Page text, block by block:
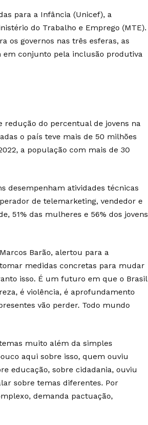
para a Infância (Unicef), a
do Trabalho e Emprego (MTE).
os governos nas três esferas, as
em conjunto pela inclusão produtiva
redução do percentual de jovens na
o país teve mais de 50 milhões
a população com mais de 30
desempenham atividades técnicas
de telemarketing, vendedor e
51% das mulheres e 56% dos jovens
Barão, alertou para a
medidas concretas para mudar
isso. É um futuro em que o Brasil
é violência, é aprofundamento
vão perder. Todo mundo
muito além da simples
aqui sobre isso, quem ouviu
educação, sobre cidadania, ouviu
sobre temas diferentes. Por
demanda pactuação,